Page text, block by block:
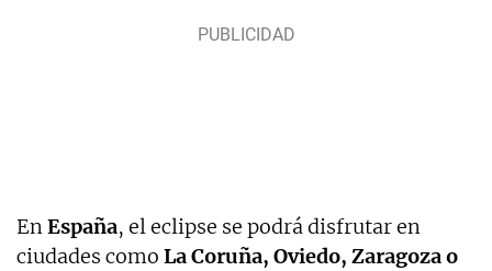
EnEspaña, el eclipse se podrá disfrutar en
ciudades como La Coruña, Oviedo, Zaragoza o